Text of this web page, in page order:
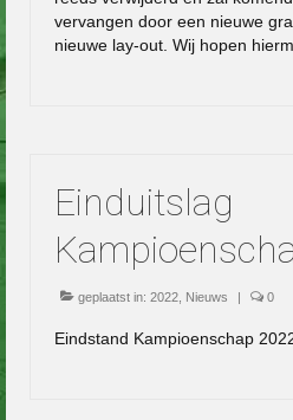
vervangen door een nieuwe
nieuwe lay-out. Wij hopen
Einduitslag
geplaatst in: 2022 Nieuws | 0
Eindstand Kampioenschap